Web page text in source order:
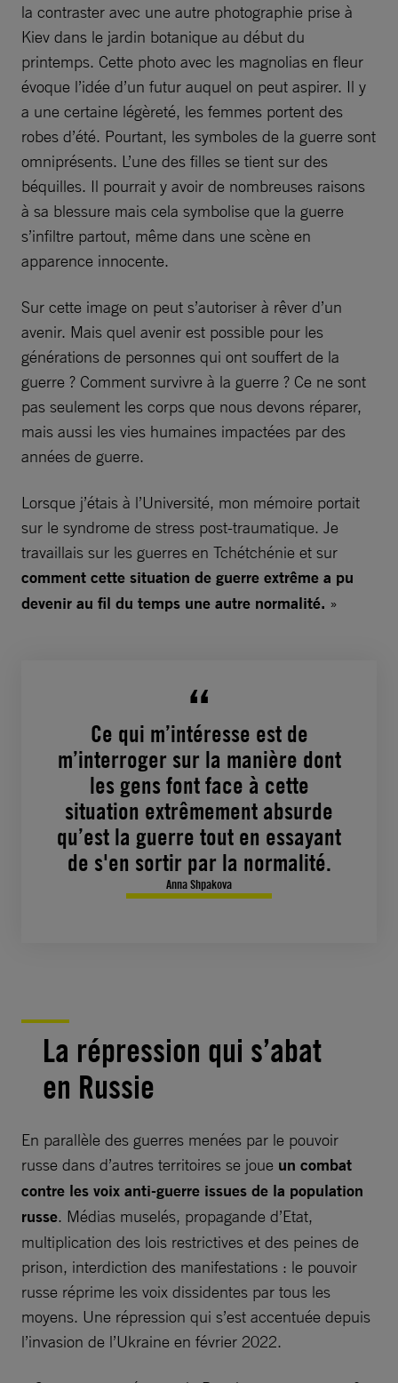
la contraster avec une autre photographie prise à
Kiev dans le jardin botanique au début du
printemps. Cette photo avec les magnolias en fleur
évoque l’idée d’un futur auquel on peut aspirer. Il y
a une certaine légèreté, les femmes portent des
robes d’été. Pourtant, les symboles de la guerre sont
omniprésents. L’une des filles se tient sur des
béquilles. Il pourrait y avoir de nombreuses raisons
à sa blessure mais cela symbolise que la guerre
s’infiltre partout, même dans une scène en
apparence innocente.
Sur cette image on peut s’autoriser à rêver d’un
avenir. Mais quel avenir est possible pour les
générations de personnes qui ont souffert de la
guerre ? Comment survivre à la guerre ? Ce ne sont
pas seulement les corps que nous devons réparer,
mais aussi les vies humaines impactées par des
années de guerre.
Lorsque j’étais à l’Université, mon mémoire portait
sur le syndrome de stress post-traumatique. Je
travaillais sur les guerres en Tchétchénie et sur
comment cette situation de guerre extrême a pu
devenir au fil du temps une autre normalité. »
Ce qui m’intéresse est de
m’interroger sur la manière dont
les gens font face à cette
situation extrêmement absurde
qu’est la guerre tout en essayant
de s'en sortir par la normalité.
Anna Shpakova
La répression qui s’abat
en Russie
En parallèle des guerres menées par le pouvoir
russe dans d’autres territoires se joue un combat
contre les voix anti-guerre issues de la population
russe. Médias muselés, propagande d’Etat,
multiplication des lois restrictives et des peines de
prison, interdiction des manifestations : le pouvoir
russe réprime les voix dissidentes par tous les
moyens. Une répression qui s’est accentuée depuis
l’invasion de l’Ukraine en février 2022.